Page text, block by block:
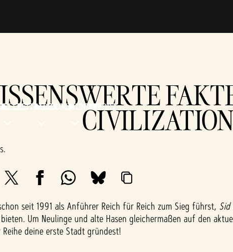
LEITFÄDENCOMMUNITYSUPPORT
seit 1991 als Anführer Reich für Reich zum Sieg führst,
Um Neulinge und alte Hasen gleichermaßen auf den
deine erste Stadt gründest!